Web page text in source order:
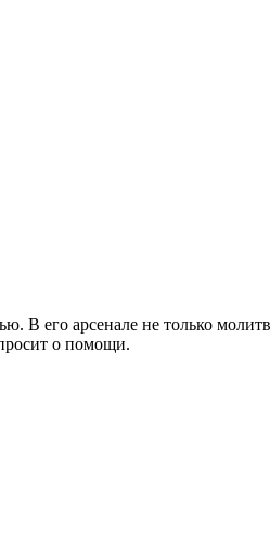
В его арсенале не только
о помощи.